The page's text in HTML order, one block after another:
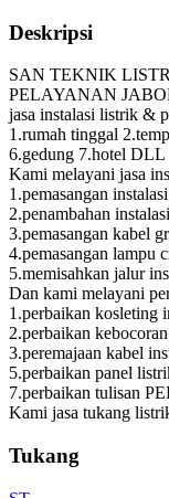
Deskripsi
SAN TEKNIK
PELAYANAN
jasa instalasi listrik &
1.rumah tinggal
6.gedung 7.hotel DLL
Kami melayani jasa
1.pemasangan
2.penambahan
3.pemasangan kabel
4.pemasangan lampu
5.memisahkan jalur
Dan kami melayani
1.perbaikan kosleting
2.perbaikan
3.peremajaan kabel
5.perbaikan panel
7.perbaikan tulisan
Kami jasa tukang
Tukang